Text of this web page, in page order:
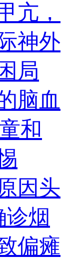
亢，
神外
局
脑血
和
因头
烟
偏瘫